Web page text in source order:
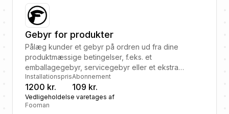
Gebyr for produkter
Pålæg kunder et gebyr på ordren ud fra dine
produktmæssige betingelser, f.eks. et
emballagegebyr, servicegebyr eller et ekstra
fragtgebyr.
Installationspris
1200 kr.
Abonnement
109 kr.
Vedligeholdelse varetages af
Fooman